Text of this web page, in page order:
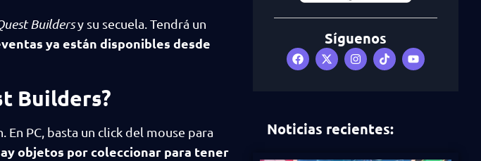
Buildersy su secuela. Tendrá un
ya están disponibles desde
Builders?
En PC, basta un click del mouse para
objetos por coleccionar para tener
Síguenos
Noticias recientes: